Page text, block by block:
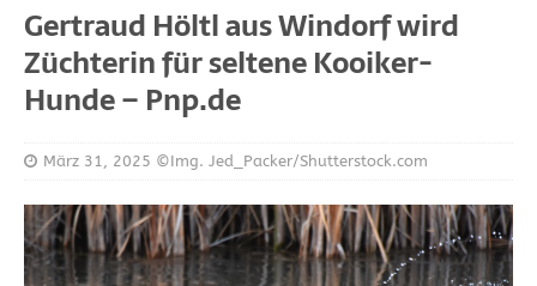
Gertraud Höltl aus Windorf wird
Züchterin für seltene Kooiker-
Hunde – Pnp.de
März 31, 2025 ©Img. Jed_Packer/Shutterstock.com